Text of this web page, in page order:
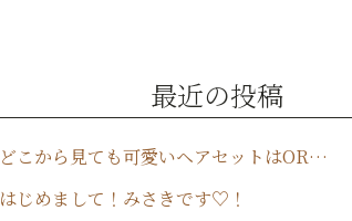
k 最近の投稿
どこから見ても可愛いヘアセットはORIKAで！
はじめまして！みさきです♡！